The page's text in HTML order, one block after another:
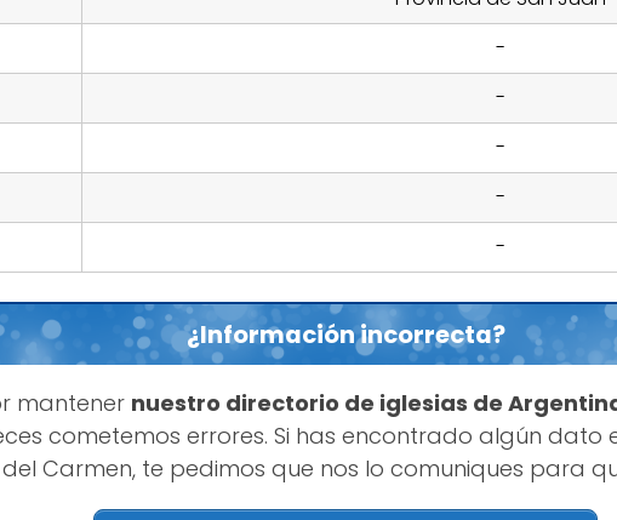
-
-
-
-
-
¿Información incorrecta?
mantener nuestro directorio de iglesias de
cometemos errores. Si has encontrado algún dato
Carmen, te pedimos que nos lo comuniques para